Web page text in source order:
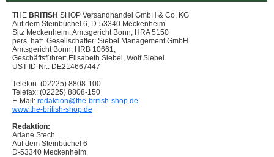
THE BRITISH SHOP Versandhandel GmbH & Co. KG
Auf dem Steinbüchel 6, D-53340 Meckenheim
Sitz Meckenheim, Amtsgericht Bonn, HRA 5150
pers. haft. Gesellschafter: Siebel Management GmbH
Amtsgericht Bonn, HRB 10661,
Geschäftsführer: Elisabeth Siebel, Wolf Siebel
UST-ID-Nr.: DE214667447
Telefon: (02225) 8808-100
Telefax: (02225) 8808-150
E-Mail: redaktion@the-british-shop.de
www.the-british-shop.de
Redaktion:
Ariane Stech
Auf dem Steinbüchel 6
D-53340 Meckenheim